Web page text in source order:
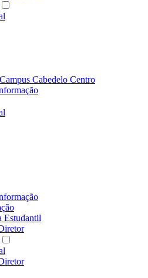
Cabedelo Centro
Estudantil